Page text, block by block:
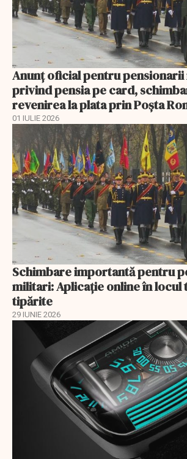
Anunţ oficial pentru
privind pensia pe card,
revenirea la plata prin Poşta
01 IULIE 2026
Schimbare importantă pentru
militari: Aplicaţie online în locul
tipărite
29 IUNIE 2026